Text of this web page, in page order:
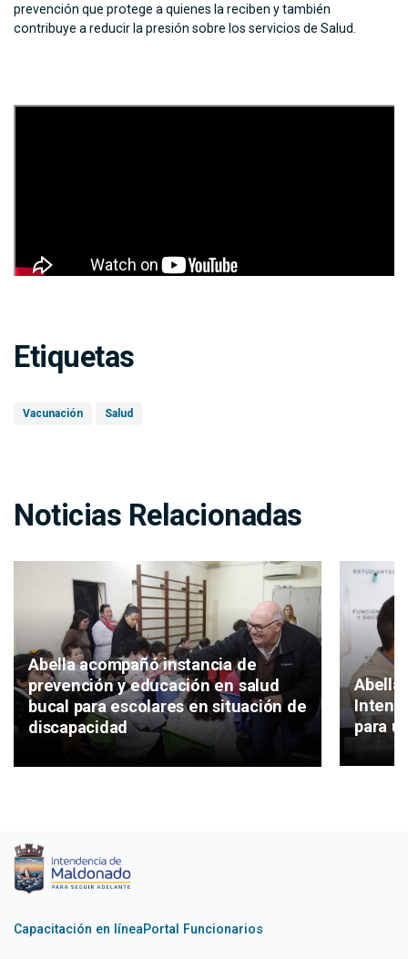
prevención que protege a quienes la reciben y también
contribuye a reducir la presión sobre los servicios de Salud.
Etiquetas
Vacunación Salud
Noticias Relacionadas
Abella acompañó instancia de
prevención y educación en salud
bucal para escolares en situación de
discapacidad
Abella
para
Capacitación en líneaPortal Funcionarios